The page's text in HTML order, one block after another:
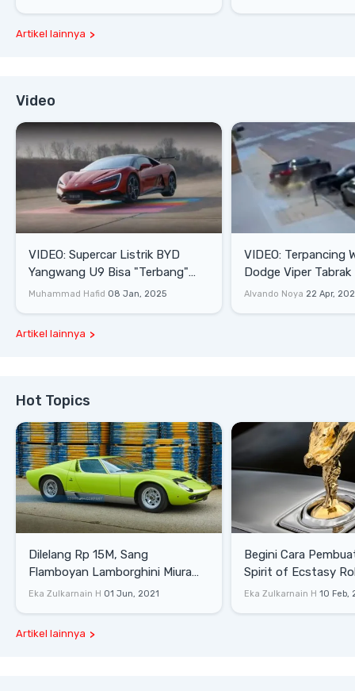
Artikel lainnya
Video
VIDEO: Supercar Listrik BYD
Yangwang U9 Bisa "Terbang"
Lewati Rintangan
Muhammad Hafid 08 Jan, 2025
VIDEO: Terpancing
Dodge Viper Tabrak
Saat Burnout
Alvando Noya 22 Apr,
Artikel lainnya
Hot Topics
Dilelang Rp 15M, Sang
Flamboyan Lamborghini Miura
P400 S
Eka Zulkarnain H 01 Jun, 2021
Begini Cara
Spirit of Ecstasy
Eka Zulkarnain H 10 Feb,
Artikel lainnya